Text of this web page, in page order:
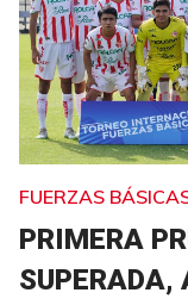
FUERZAS
PRIMERA
SUPERADA,